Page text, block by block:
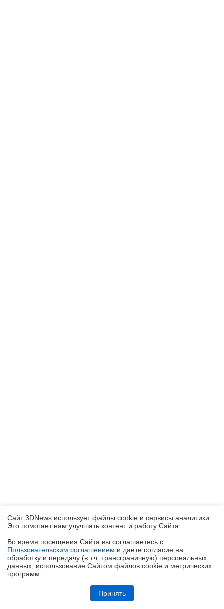
Обзор игрового Tandem WOLED-монитора ASUS ROG Strix OLED
XG27AQWMG: запланированный апгрейд
Сайт 3DNews использует файлы cookie и сервисы аналитики.
Это помогает нам улучшать контент и работу Cайта.
Во время посещения Cайта вы соглашаетесь с
Пользовательским соглашением и даёте согласие на
обработку и передачу (в т.ч. трансграничную) персональных
данных, использование Cайтом файлов cookie и метрических
программ.
Принять